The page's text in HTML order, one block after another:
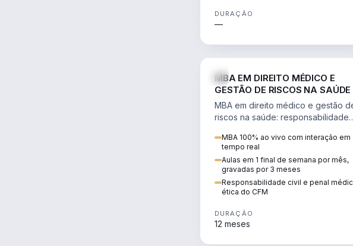
DURAÇÃO
—
MBA EM DIREITO MÉDICO E
GESTÃO DE RISCOS NA SAÚDE
MBA em direito médico e gestão
riscos na saúde: responsabilidade
judicialização e planejamento
patrimonial.
MBA 100% ao vivo com interação em
tempo real
Aulas em 1 final de semana por mês,
gravadas por 3 meses
Responsabilidade civil e penal
ética do CFM
DURAÇÃO
12 meses